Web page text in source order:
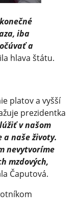
iba
a
hlava štátu.
platov a vyšší
prezidentka
v našom
naše životy.
nevytvoríme
mzdových,
Čaputová.